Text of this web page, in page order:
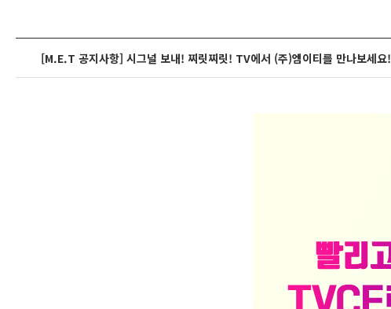
[M.E.T 공지사항] 시그널 보내! 찌릿찌릿! TV에서 (주)엠이티를 만나보세요!